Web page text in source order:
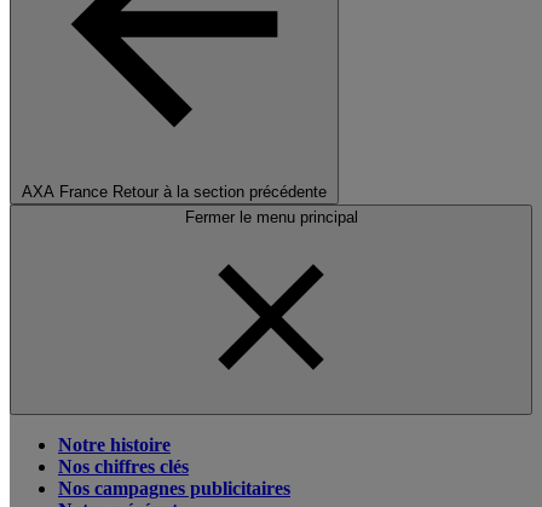
AXA France Retour à la section précédente
Fermer le menu principal
Notre histoire
Nos chiffres clés
Nos campagnes publicitaires